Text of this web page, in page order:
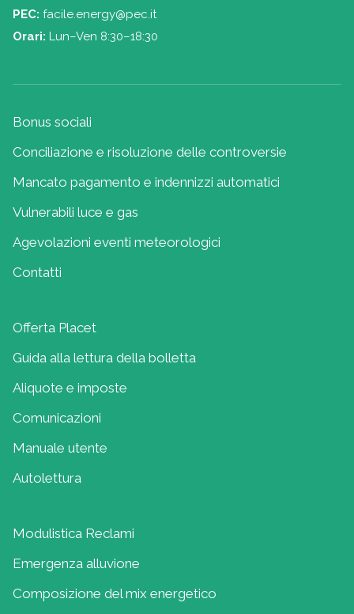
PEC: facile.energy@pec.it
Orari: Lun–Ven 8:30–18:30
Bonus sociali
Conciliazione e risoluzione delle controversie
Mancato pagamento e indennizzi automatici
Vulnerabili luce e gas
Agevolazioni eventi meteorologici
Contatti
Offerta Placet
Guida alla lettura della bolletta
Aliquote e imposte
Comunicazioni
Manuale utente
Autolettura
Modulistica Reclami
Emergenza alluvione
Composizione del mix energetico